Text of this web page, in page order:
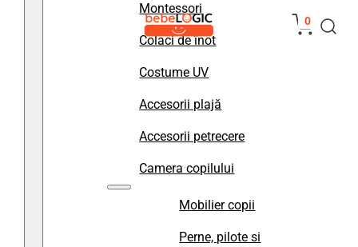
Montessori
Colaci de înot
Costume UV
Accesorii plajă
Accesorii petrecere
Camera copilului
Mobilier copii
Perne, pilote si
0